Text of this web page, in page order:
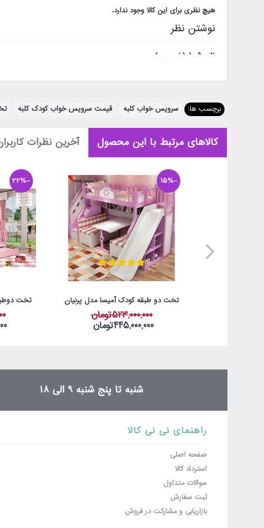
هیچ نظری برای این کالا وجود ندارد.
نوشتن نظر
نام شما (ضروری)
شهر محل سکونت (اختیاری)
نظر شما (ضروری)
امتیاز (ضروری)
بد
برچسب ها: سرویس خواب کلبه قیمت سرویس خواب کودک کلبه
کالاهای مرتبط با این محصول آخرین نظرات
-15%
تخت دو طبقه کودک آمیسا مدل پرنیان
523,000,000تومان
445,000,000تومان
-22%
تخت
شنبه تا پنج شنبه 9 الی 18
راهنمای نی نی کالا
صفحه اصلی
استرداد کالا
سوالات متداول
ثبت سفارش
بازاریابی و مشارکت در فروش